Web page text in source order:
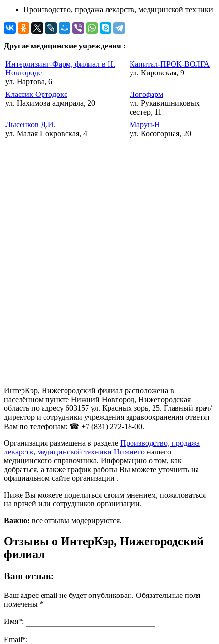
Производство, продажа лекарств, медицинской техники
Другие медицинские учреждения :
Интерлизинг-Фарм, филиал в Н.
Новгороде
ул. Нартова, 6
Капитал-ПРОК-ВОЛГА
ул. Кировская, 9
Классик Ортодокс
ул. Нахимова адмирала, 20
Логофарм
ул. Рукавишниковых
сестер, 11
Лысенков Д.И.
ул. Малая Покровская, 4
Марун-Н
ул. Косогорная, 20
ИнтерКэр, Нижегородский филиал расположена в
населённом пункте Нижний Новгород, Нижегородская
область по адресу 603157 ул. Красных зорь, 25. Главный врач/
директор и сотрудники учреждения здравоохранения ответят
Вам по телефонам: ☎ +7 (831) 272-18-00.
Организация размещена в разделе Производство, продажа
лекарств, медицинской техники Нижнего нашего
медицинского справочника. Информацию о том, как
добраться, а также график работы Вы можете уточнить на
официальном сайте организации .
Ниже Вы можете поделиться своим мнением, пожаловаться
на врачей или сотрудников организации.
Важно: все отзывы модерируются.
Отзывы о ИнтерКэр, Нижегородский
филиал
Ваш отзыв:
Ваш адрес email не будет опубликован. Обязательные поля
помечены *
Имя*:
Email*: